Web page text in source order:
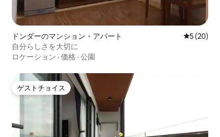
ドンダーのマンション・アパート レビュー
5 (20)
自分らしさを大切に
ロケーション · 価格 · 公園
ゲストチョイス
ゲストチョイス